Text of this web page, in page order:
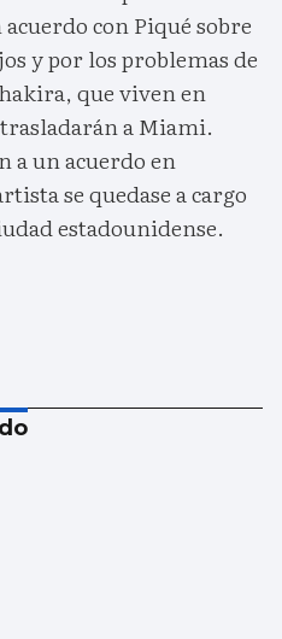
con Piqué sobre
y por los problemas de
que viven en
a Miami.
a un acuerdo en
se quedase a cargo
estadounidense.